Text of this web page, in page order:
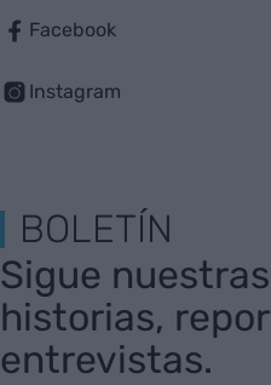
Facebook
Instagram
BOLETÍN
Sigue
historias,
entrevistas.